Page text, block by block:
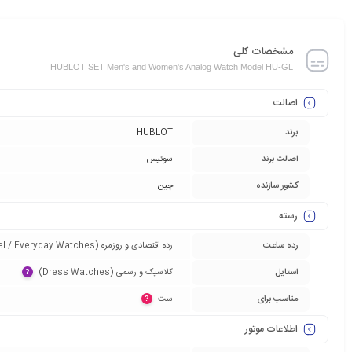
مشخصات کلی
HUBLOT SET Men's and Women's Analog Watch Model HU-GL
اصالت
برند
HUBLOT
اصالت برند
سوئیس
کشور سازنده
چین
رسته
رده ساعت
رده اقتصادی و روزمره (Entry-Level / Everyday Watches)‏
استایل
کلاسیک و رسمی (Dress Watches)‏ ?
مناسب برای ست‏ ?
اطلاعات موتور